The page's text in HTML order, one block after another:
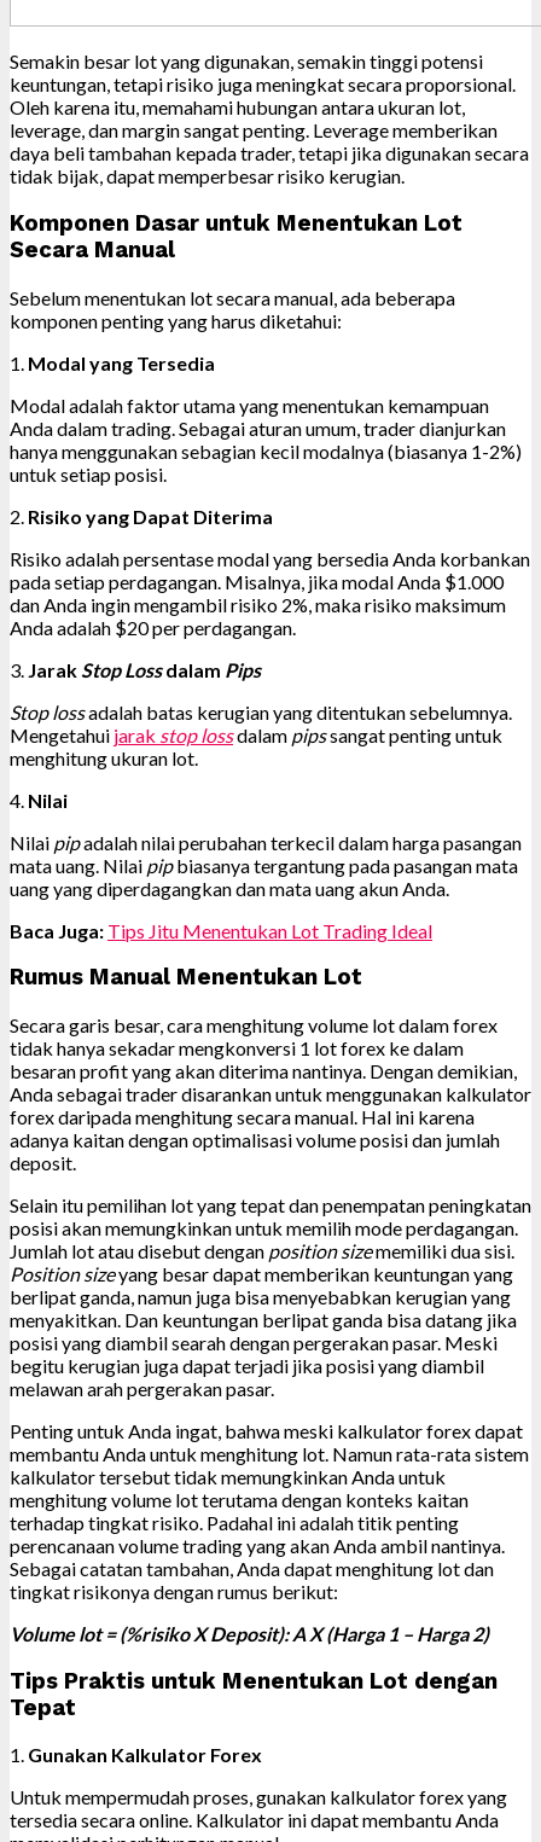
Semakin besar lot yang digunakan, semakin tinggi potensi
keuntungan, tetapi risiko juga meningkat secara proporsional.
Oleh karena itu, memahami hubungan antara ukuran lot,
leverage, dan margin sangat penting. Leverage memberikan
daya beli tambahan kepada trader, tetapi jika digunakan secara
tidak bijak, dapat memperbesar risiko kerugian.
Komponen Dasar untuk Menentukan Lot
Secara Manual
Sebelum menentukan lot secara manual, ada beberapa
komponen penting yang harus diketahui:
1. Modal yang Tersedia
Modal adalah faktor utama yang menentukan kemampuan
Anda dalam trading. Sebagai aturan umum, trader dianjurkan
hanya menggunakan sebagian kecil modalnya (biasanya 1-2%)
untuk setiap posisi.
2. Risiko yang Dapat Diterima
Risiko adalah persentase modal yang bersedia Anda korbankan
pada setiap perdagangan. Misalnya, jika modal Anda $1.000
dan Anda ingin mengambil risiko 2%, maka risiko maksimum
Anda adalah $20 per perdagangan.
3. Jarak Stop Lossdalam Pips
Stop lossadalah batas kerugian yang ditentukan sebelumnya.
Mengetahui jarak stop lossdalam pipssangat penting untuk
menghitung ukuran lot.
4. Nilai
Nilai pipadalah nilai perubahan terkecil dalam harga pasangan
mata uang. Nilai pipbiasanya tergantung pada pasangan mata
uang yang diperdagangkan dan mata uang akun Anda.
Baca Juga: Tips Jitu Menentukan Lot Trading Ideal
Rumus Manual Menentukan Lot
Secara garis besar, cara menghitung volume lot dalam forex
tidak hanya sekadar mengkonversi 1 lot forex ke dalam
besaran profit yang akan diterima nantinya. Dengan demikian,
Anda sebagai trader disarankan untuk menggunakan kalkulator
forex daripada menghitung secara manual. Hal ini karena
adanya kaitan dengan optimalisasi volume posisi dan jumlah
deposit.
Selain itu pemilihan lot yang tepat dan penempatan peningkatan
posisi akan memungkinkan untuk memilih mode perdagangan.
Jumlah lot atau disebut dengan position sizememiliki dua sisi.
Position sizeyang besar dapat memberikan keuntungan yang
berlipat ganda, namun juga bisa menyebabkan kerugian yang
menyakitkan. Dan keuntungan berlipat ganda bisa datang jika
posisi yang diambil searah dengan pergerakan pasar. Meski
begitu kerugian juga dapat terjadi jika posisi yang diambil
melawan arah pergerakan pasar.
Penting untuk Anda ingat, bahwa meski kalkulator forex dapat
membantu Anda untuk menghitung lot. Namun rata-rata sistem
kalkulator tersebut tidak memungkinkan Anda untuk
menghitung volume lot terutama dengan konteks kaitan
terhadap tingkat risiko. Padahal ini adalah titik penting
perencanaan volume trading yang akan Anda ambil nantinya.
Sebagai catatan tambahan, Anda dapat menghitung lot dan
tingkat risikonya dengan rumus berikut:
Volume lot = (%risiko X Deposit): A X (Harga 1 – Harga 2)
Tips Praktis untuk Menentukan Lot dengan
Tepat
1. Gunakan Kalkulator Forex
Untuk mempermudah proses, gunakan kalkulator forex yang
tersedia secara online. Kalkulator ini dapat membantu Anda